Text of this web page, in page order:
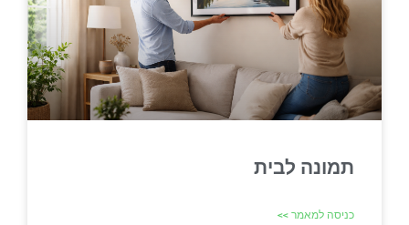
תמונה לבית
כניסה למאמר >>